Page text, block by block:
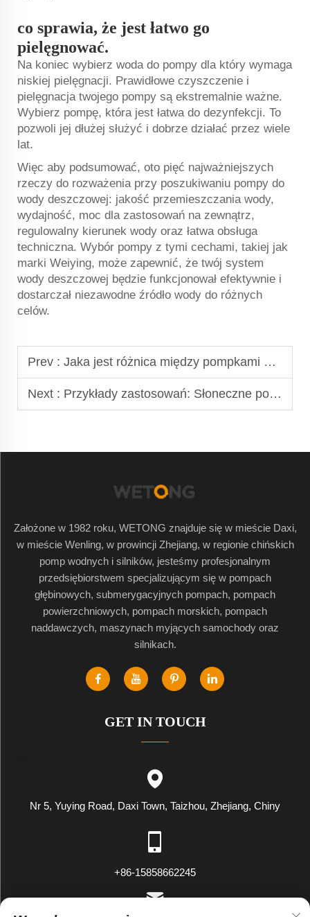
co sprawia, że jest łatwo go
pielęgnować.
Na koniec wybierz woda do pompy dla który wymaga
niskiej pielęgnacji. Prawidłowe czyszczenie i
pielęgnacja twojego pompy są ekstremalnie ważne.
Wybierz pompę, która jest łatwa do dezynfekcji. To
pozwoli jej dłużej służyć i dobrze działać przez wiele
lat.
Więc aby podsumować, oto pięć najważniejszych
rzeczy do rozważenia przy poszukiwaniu pompy do
wody deszczowej: jakość przemieszczania wody,
wydajność, moc dla zastosowań na zewnątrz,
regulowalny kierunek wody oraz łatwa obsługa
techniczna. Wybór pompy z tymi cechami, takiej jak
marki Weiying, może zapewnić, że twój system
wody deszczowej będzie funkcjonował efektywnie i
dostarczał niezawodne źródło wody do różnych
celów.
Prev : Jaka jest różnica między pompkami dieslowymi a elektrycznymi?
Next : Przykłady zastosowań: Słoneczne pompy wodne w odległych rejonach rolniczych
Założone w 1982 roku, WETONG znajduje się w mieście Daxi,
w mieście Wenling, w prowincji Zhejiang, w regionie chińskich
pomp wodnych i silników, jesteśmy profesjonalnym
przedsiębiorstwem specjalizującym się w pompach
głębinowych, submerygacyjnych pompach, pompach
powierzchniowych, pompach morskich, pompach
naddawczych, maszynach myjących samochody oraz
silnikach.
GET IN TOUCH
Nr 5, Yuying Road, Daxi Town, Taizhou, Zhejiang, Chiny
+86-15858662245